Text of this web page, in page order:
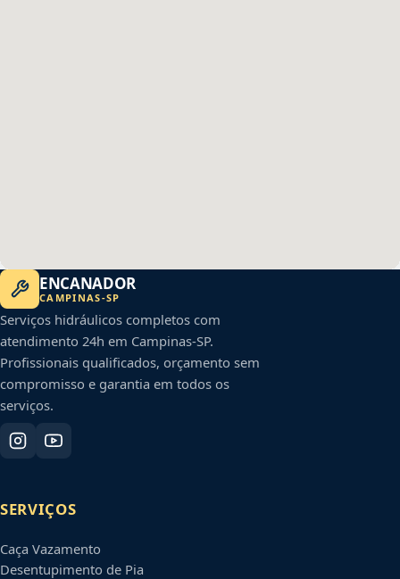
ENCANADOR
CAMPINAS-SP
Serviços hidráulicos completos com
atendimento 24h em Campinas-SP.
Profissionais qualificados, orçamento sem
compromisso e garantia em todos os
serviços.
SERVIÇOS
Caça Vazamento
Desentupimento de Pia